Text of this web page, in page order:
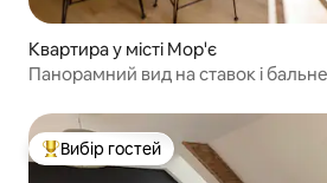
Квартира у місті Мор'є
Панорамний вид на ставок і
Топ вибір гостей
Вибір гостей